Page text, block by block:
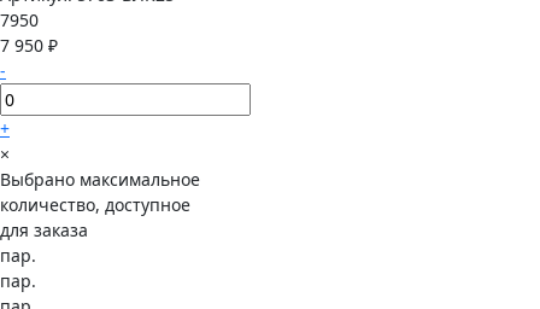
7950
7 950 ₽
-
+
×
Выбрано максимальное
количество, доступное
для заказа
пар.
пар.